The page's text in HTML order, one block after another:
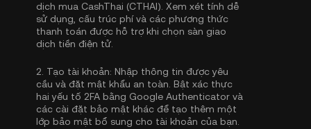
dịch mua CashThai (CTHAI). Xem xét tính dễ
sử dụng, cấu trúc phí và các phương thức
thanh toán được hỗ trợ khi chọn sàn giao
dịch tiền điện tử.
2. Tạo tài khoản: Nhập thông tin được yêu
cầu và đặt mật khẩu an toàn. Bật xác thực
hai yếu tố 2FA bằng Google Authenticator và
các cài đặt bảo mật khác để tạo thêm một
lớp bảo mật bổ sung cho tài khoản của bạn.